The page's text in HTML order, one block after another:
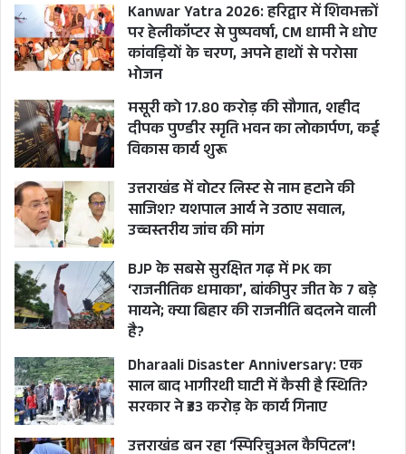
Kanwar Yatra 2026: हरिद्वार में शिवभक्तों
पर हेलीकॉप्टर से पुष्पवर्षा, CM धामी ने धोए
कांवड़ियों के चरण, अपने हाथों से परोसा
भोजन
मसूरी को 17.80 करोड़ की सौगात, शहीद
दीपक पुण्डीर स्मृति भवन का लोकार्पण, कई
विकास कार्य शुरू
उत्तराखंड में वोटर लिस्ट से नाम हटाने की
साजिश? यशपाल आर्य ने उठाए सवाल,
उच्चस्तरीय जांच की मांग
BJP के सबसे सुरक्षित गढ़ में PK का
‘राजनीतिक धमाका’, बांकीपुर जीत के 7 बड़े
मायने; क्या बिहार की राजनीति बदलने वाली
है?
Dharaali Disaster Anniversary: एक
साल बाद भागीरथी घाटी में कैसी है स्थिति?
सरकार ने ₹33 करोड़ के कार्य गिनाए
उत्तराखंड बन रहा ‘स्पिरिचुअल कैपिटल’!